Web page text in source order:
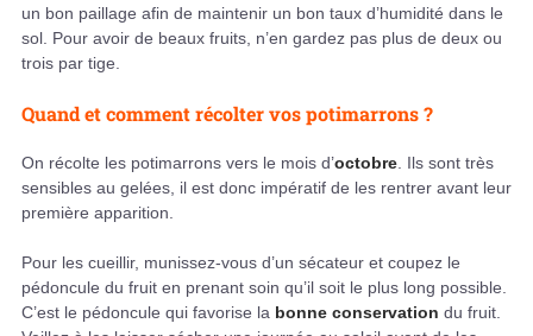
un bon paillage afin de maintenir un bon taux d’humidité dans le
sol. Pour avoir de beaux fruits, n’en gardez pas plus de deux ou
trois par tige.
Quand et comment récolter vos potimarrons ?
On récolte les potimarrons vers le mois d’octobre . Ils sont très
sensibles au gelées, il est donc impératif de les rentrer avant leur
première apparition.
Pour les cueillir, munissez-vous d’un sécateur et coupez le
pédoncule du fruit en prenant soin qu’il soit le plus long possible.
C’est le pédoncule qui favorise la bonne conservation du fruit.